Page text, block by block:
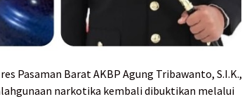
Pasaman Barat AKBP Agung Tribawanto, S.I.K.,
narkotika kembali dibuktikan melalui